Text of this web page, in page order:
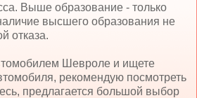
Выше образование - только
высшего образования не
отказа.
Шевроле и ищете
рекомендую посмотреть
предлагается большой выбор